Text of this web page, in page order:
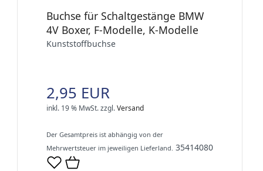
Buchse für Schaltgestänge BMW
4V Boxer, F-Modelle, K-Modelle
Kunststoffbuchse
2,95 EUR
inkl. 19 % MwSt.zzgl.Versand
Der Gesamtpreis ist abhängig von der
Mehrwertsteuer im jeweiligen Lieferland. 35414080